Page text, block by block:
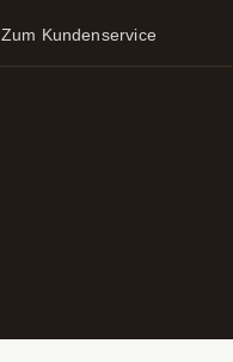
Zum Kundenservice